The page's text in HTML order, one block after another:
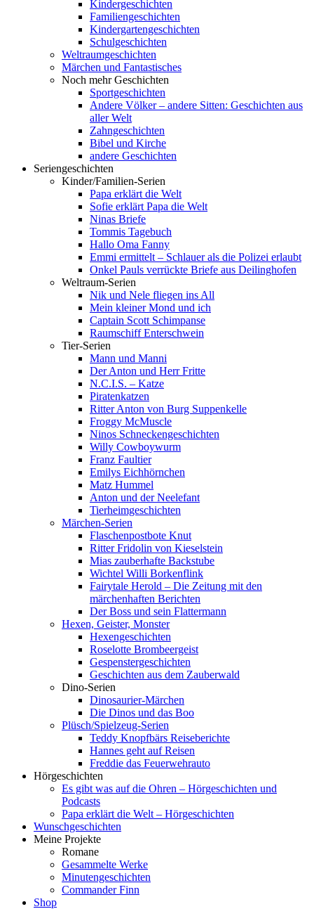
Kindergeschichten
Familiengeschichten
Kindergartengeschichten
Schulgeschichten
Weltraumgeschichten
Märchen und Fantastisches
Noch mehr Geschichten
Sportgeschichten
Andere Völker – andere Sitten: Geschichten aus
aller Welt
Zahngeschichten
Bibel und Kirche
andere Geschichten
Seriengeschichten
Kinder/Familien-Serien
Papa erklärt die Welt
Sofie erklärt Papa die Welt
Ninas Briefe
Tommis Tagebuch
Hallo Oma Fanny
Emmi ermittelt – Schlauer als die Polizei erlaubt
Onkel Pauls verrückte Briefe aus Deilinghofen
Weltraum-Serien
Nik und Nele fliegen ins All
Mein kleiner Mond und ich
Captain Scott Schimpanse
Raumschiff Enterschwein
Tier-Serien
Mann und Manni
Der Anton und Herr Fritte
N.C.I.S. – Katze
Piratenkatzen
Ritter Anton von Burg Suppenkelle
Froggy McMuscle
Ninos Schneckengeschichten
Willy Cowboywurm
Franz Faultier
Emilys Eichhörnchen
Matz Hummel
Anton und der Neelefant
Tierheimgeschichten
Märchen-Serien
Flaschenpostbote Knut
Ritter Fridolin von Kieselstein
Mias zauberhafte Backstube
Wichtel Willi Borkenflink
Fairytale Herold – Die Zeitung mit den
märchenhaften Berichten
Der Boss und sein Flattermann
Hexen, Geister, Monster
Hexengeschichten
Roselotte Brombeergeist
Gespenstergeschichten
Geschichten aus dem Zauberwald
Dino-Serien
Dinosaurier-Märchen
Die Dinos und das Boo
Plüsch/Spielzeug-Serien
Teddy Knopfbärs Reiseberichte
Hannes geht auf Reisen
Freddie das Feuerwehrauto
Hörgeschichten
Es gibt was auf die Ohren – Hörgeschichten und
Podcasts
Papa erklärt die Welt – Hörgeschichten
Wunschgeschichten
Meine Projekte
Romane
Gesammelte Werke
Minutengeschichten
Commander Finn
Shop